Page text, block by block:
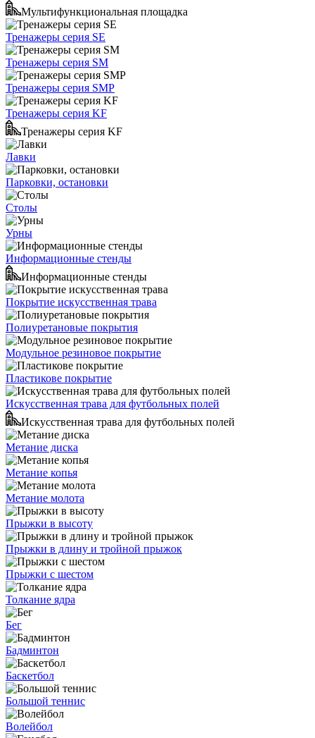
Мультифункциональная площадка
Тренажеры серия SE
Тренажеры серия SM
Тренажеры серия SMP
Тренажеры серия KF
Тренажеры серия KF
Лавки
Парковки, остановки
Столы
Урны
Информационные стенды
Информационные стенды
Покрытие искусственная трава
Полиуретановые покрытия
Модульное резиновое покрытие
Пластикове покрытие
Искусственная трава для футбольных полей
Искусственная трава для футбольных полей
Метание диска
Метание копья
Метание молота
Прыжки в высоту
Прыжки в длину и тройной прыжок
Прыжки с шестом
Толкание ядра
Бег
Бадминтон
Баскетбол
Большой теннис
Волейбол